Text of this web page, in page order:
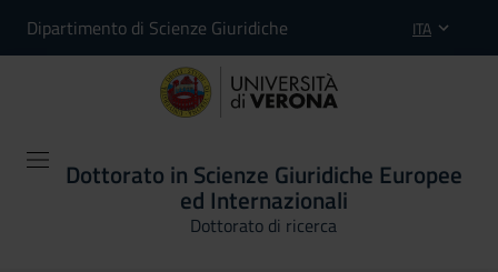
Dipartimento di Scienze Giuridiche ITA
Dottorato in Scienze Giuridiche Europee
ed Internazionali
Dottorato di ricerca